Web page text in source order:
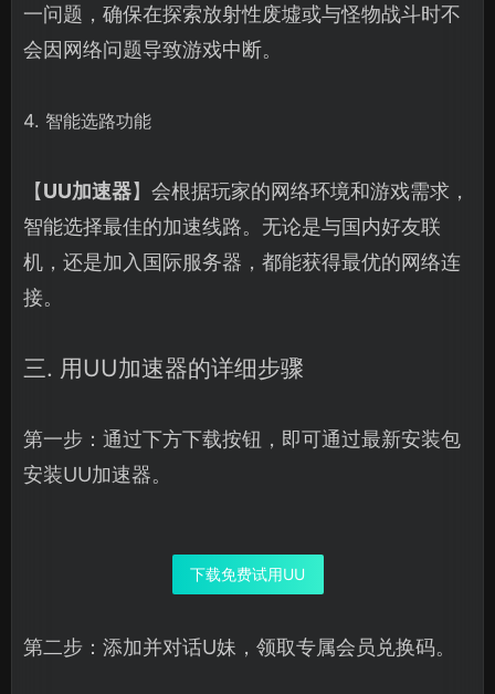
一问题，确保在探索放射性废墟或与怪物战斗时不
会因网络问题导致游戏中断。
4. 智能选路功能
【UU加速器】会根据玩家的网络环境和游戏需求，
智能选择最佳的加速线路。无论是与国内好友联
机，还是加入国际服务器，都能获得最优的网络连
接。
三. 用UU加速器的详细步骤
第一步：通过下方下载按钮，即可通过最新安装包
安装UU加速器。
下载免费试用UU
第二步：添加并对话U妹，领取专属会员兑换码。